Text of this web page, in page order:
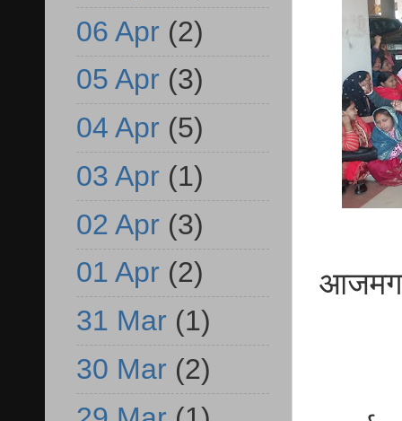
06 Apr (2)
05 Apr (3)
04 Apr (5)
03 Apr (1)
02 Apr (3)
01 Apr (2)
31 Mar (1)
30 Mar (2)